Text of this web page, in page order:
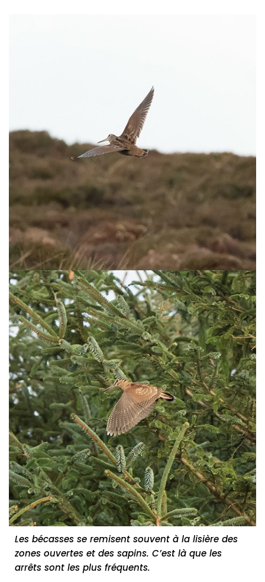
Les bécasses se remisent souvent à la lisière des
zones ouvertes et des sapins. C’est là que les
arrêts sont les plus fréquents.